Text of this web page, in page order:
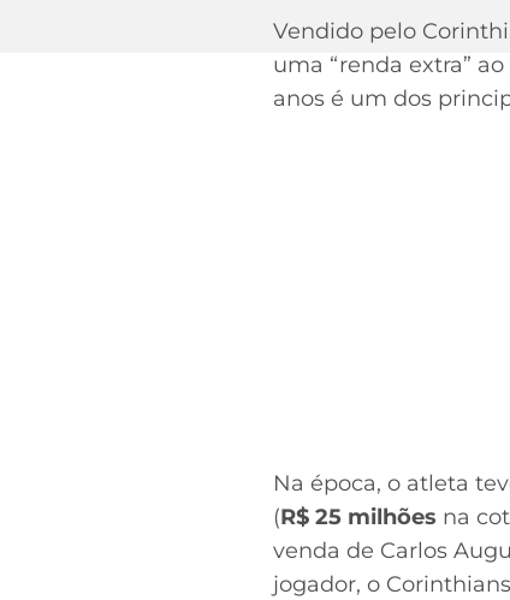
Vendido pelo
uma “renda extra”
anos é um dos
Na época, o atleta
(R$ 25 milhões na
venda de Carlos
jogador, o